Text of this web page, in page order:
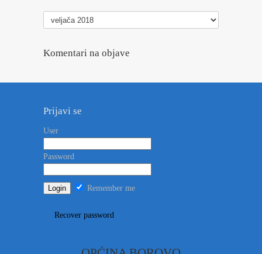
Arhiva
vesti
Komentari na objave
Prijavi se
User
Password
Remember me
Recover password